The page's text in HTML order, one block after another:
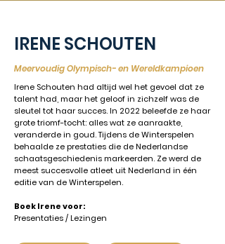
IRENE SCHOUTEN
Meervoudig Olympisch- en Wereldkampioen
Irene Schouten had altijd wel het gevoel dat ze
talent had, maar het geloof in zichzelf was de
sleutel tot haar succes. In 2022 beleefde ze haar
grote triomf-tocht: alles wat ze aanraakte,
veranderde in goud. Tijdens de Winterspelen
behaalde ze prestaties die de Nederlandse
schaatsgeschiedenis markeerden. Ze werd de
meest succesvolle atleet uit Nederland in één
editie van de Winterspelen.
Boek Irene voor:
Presentaties / Lezingen